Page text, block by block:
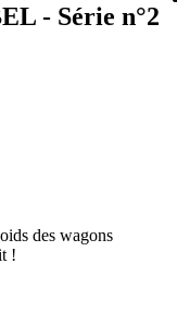
- Série n°2
des wagons
!